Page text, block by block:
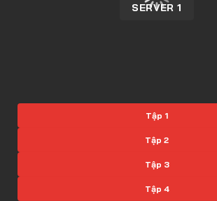
SERVER 1
Tập 1
Tập 2
Tập 3
Tập 4